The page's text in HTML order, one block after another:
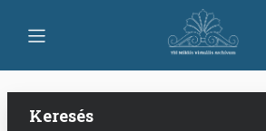
tartalomra
Keresés